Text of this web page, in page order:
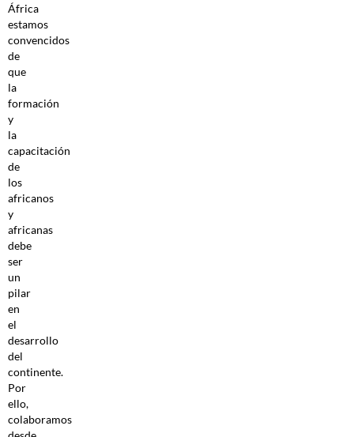
África
estamos
convencidos
de
que
la
formación
y
la
capacitación
de
los
africanos
y
africanas
debe
ser
un
pilar
en
el
desarrollo
del
continente.
Por
ello,
colaboramos